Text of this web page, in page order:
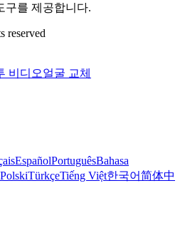
구를 제공합니다.
reserved
비디오얼굴 교체
EspañolPortuguêsBahasa
PolskiTürkçeTiếng Việt한국어简体中